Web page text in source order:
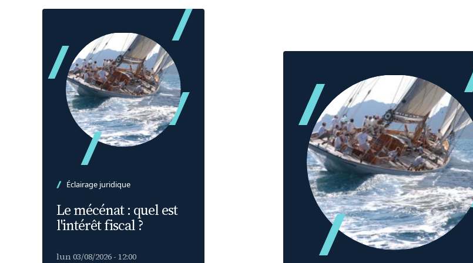
Éclairage juridique
Le mécénat : quel est
l'intérêt fiscal ?
lun 03/08/2026 - 12:00